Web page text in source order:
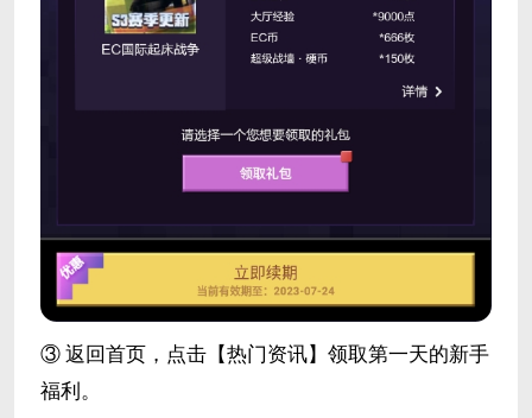
③ 返回首页，点击【热门资讯】领取第一天的新手
福利。